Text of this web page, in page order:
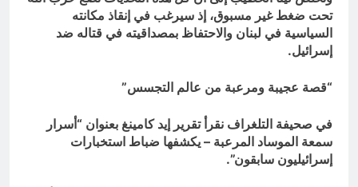
تحت ضغط غير مسبوق، إذ سيرغب في إنقاذ مكانته
السياسية في لبنان والاحتفاظ بمصداقيته في قتاله ضد
إسرائيل.
“قصة عجيبة ومرعبة من عالم التجسس”
في صحيفة التلغراف نقرأ تقرير إيد كامينغ بعنوان “أسرار
سمعة الموساد المرعبة – يكشفها ضباط استخبارات
إسرائيليون سابقون”.